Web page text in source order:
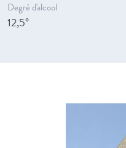
Degré d'alcool
12,5°